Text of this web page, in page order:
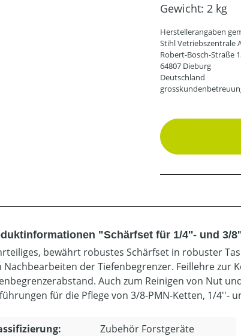
Gewicht: 2 kg
Herstellerangaben
Stihl Vetriebszentrale
Robert-Bosch-Straße
64807 Dieburg
Deutschland
"Schärfset für 1/4''- und 3/
bewährt robustes Schärfset in robuster
Nachbearbeiten der Tiefenbegrenzer. Feillehre zur
Auch zum Reinigen von Nut
für die Pflege von 3/8-PMN-Ketten, 1/4''-
Zubehör Forstgeräte